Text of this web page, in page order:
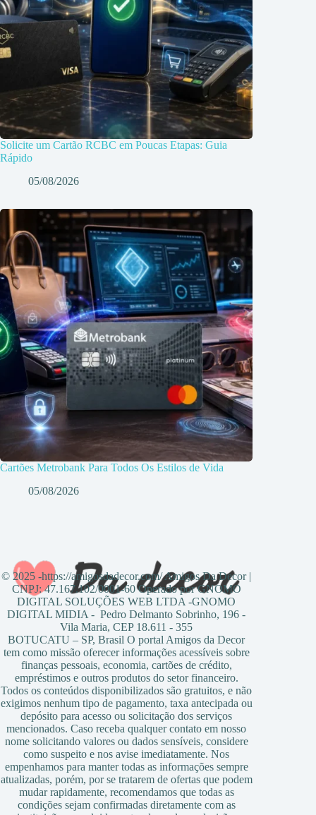
Solicite um Cartão RCBC em Poucas Etapas: Guia
Rápido
05/08/2026
Cartões Metrobank Para Todos Os Estilos de Vida
05/08/2026
© 2025 -https://amigosdadecor.com/ Amigos Da Decor |
CNPJ: 47.167.102/0001-60 Operado por GNOMO
DIGITAL SOLUÇÕES WEB LTDA -GNOMO
DIGITAL MIDIA - Pedro Delmanto Sobrinho, 196 -
Vila Maria, CEP 18.611 - 355
BOTUCATU – SP, Brasil O portal Amigos da Decor
tem como missão oferecer informações acessíveis sobre
finanças pessoais, economia, cartões de crédito,
empréstimos e outros produtos do setor financeiro.
Todos os conteúdos disponibilizados são gratuitos, e não
exigimos nenhum tipo de pagamento, taxa antecipada ou
depósito para acesso ou solicitação dos serviços
mencionados. Caso receba qualquer contato em nosso
nome solicitando valores ou dados sensíveis, considere
como suspeito e nos avise imediatamente. Nos
empenhamos para manter todas as informações sempre
atualizadas, porém, por se tratarem de ofertas que podem
mudar rapidamente, recomendamos que todas as
condições sejam confirmadas diretamente com as